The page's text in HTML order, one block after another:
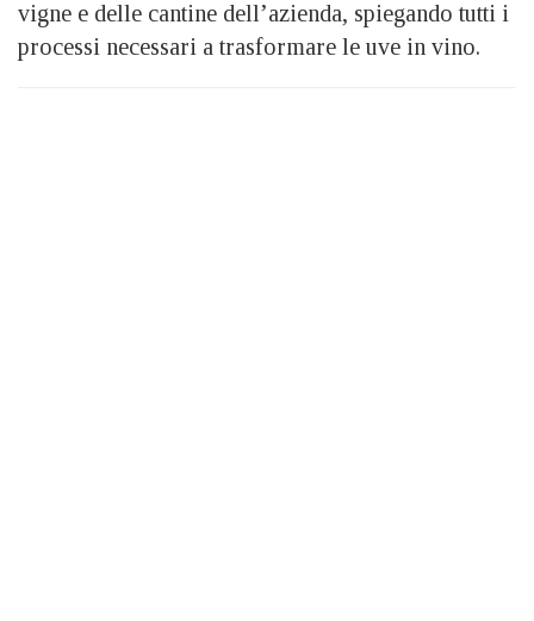
vigne e delle cantine dell’azienda, spiegando tutti i
processi necessari a trasformare le uve in vino.